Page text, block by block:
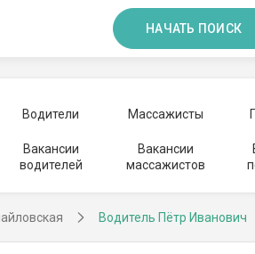
НАЧАТЬ ПОИСК
Водители Массажисты
Вакансии
водителей
Вакансии
массажистов
Водитель Пётр Иванович